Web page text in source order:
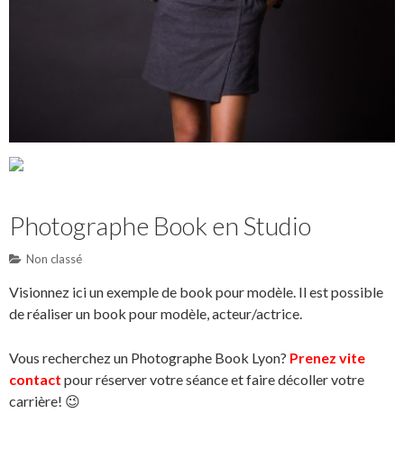
Photographe Book en Studio
Non classé
Visionnez ici un exemple de book pour modèle. Il est possible
de réaliser un book pour modèle, acteur/actrice.
Vous recherchez un Photographe Book Lyon? Prenez vite
contact pour réserver votre séance et faire décoller votre
carrière! 😉